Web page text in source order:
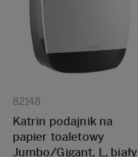
82148
Katrin podajnik na
papier toaletowy
Jumbo/Gigant, L, biały